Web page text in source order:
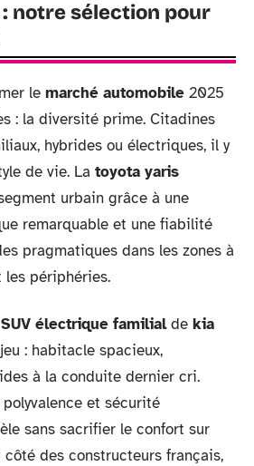
notre sélection pour
le marché automobile 2025
: la diversité prime. Citadines
hybrides ou électriques, il y
de vie. La toyota yaris
urbain grâce à une
remarquable et une fiabilité
pragmatiques dans les zones à
les périphéries.
SUV électrique familialde kia
: habitacle spacieux,
à la conduite dernier cri.
et sécurité
sans sacrifier le confort sur
côté des constructeurs français,